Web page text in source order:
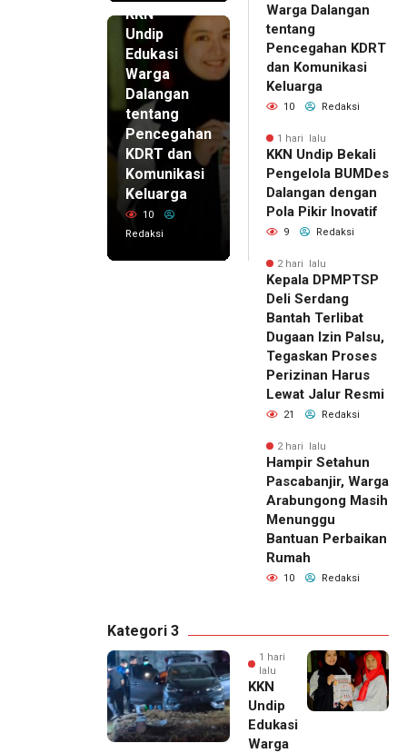
KKN
Undip
Edukasi
Warga
Dalangan
tentang
Pencegahan
KDRT dan
Komunikasi
Keluarga
10
Redaksi
Warga Dalangan
tentang
Pencegahan KDRT
dan Komunikasi
Keluarga
10 Redaksi
1 hari lalu
KKN Undip Bekali
Pengelola BUMDes
Dalangan dengan
Pola Pikir Inovatif
9 Redaksi
2 hari lalu
Kepala DPMPTSP
Deli Serdang
Bantah Terlibat
Dugaan Izin Palsu,
Tegaskan Proses
Perizinan Harus
Lewat Jalur Resmi
21 Redaksi
2 hari lalu
Hampir Setahun
Pascabanjir, Warga
Arabungong Masih
Menunggu
Bantuan Perbaikan
Rumah
10 Redaksi
Kategori 3
1 hari
lalu
KKN
Undip
Edukasi
Warga